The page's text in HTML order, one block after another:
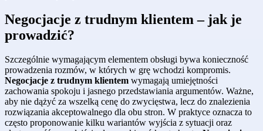
Negocjacje z trudnym klientem – jak je
prowadzić?
Szczególnie wymagającym elementem obsługi bywa konieczność
prowadzenia rozmów, w których w grę wchodzi kompromis.
Negocjacje z trudnym klientem wymagają umiejętności
zachowania spokoju i jasnego przedstawiania argumentów. Ważne,
aby nie dążyć za wszelką cenę do zwycięstwa, lecz do znalezienia
rozwiązania akceptowalnego dla obu stron. W praktyce oznacza to
często proponowanie kilku wariantów wyjścia z sytuacji oraz